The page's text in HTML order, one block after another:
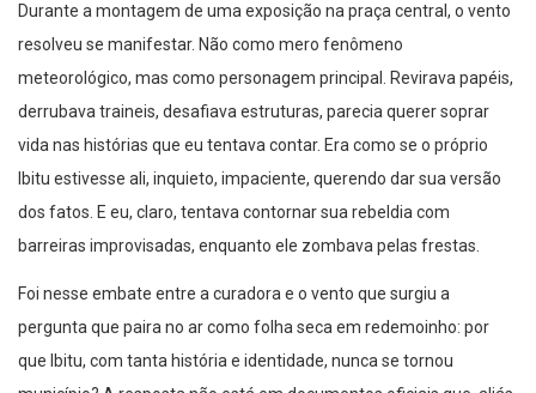
Durante a montagem de uma exposição na praça central, o vento
resolveu se manifestar. Não como mero fenômeno
meteorológico, mas como personagem principal. Revirava papéis,
derrubava traineis, desafiava estruturas, parecia querer soprar
vida nas histórias que eu tentava contar. Era como se o próprio
Ibitu estivesse ali, inquieto, impaciente, querendo dar sua versão
dos fatos. E eu, claro, tentava contornar sua rebeldia com
barreiras improvisadas, enquanto ele zombava pelas frestas.
Foi nesse embate entre a curadora e o vento que surgiu a
pergunta que paira no ar como folha seca em redemoinho: por
que Ibitu, com tanta história e identidade, nunca se tornou